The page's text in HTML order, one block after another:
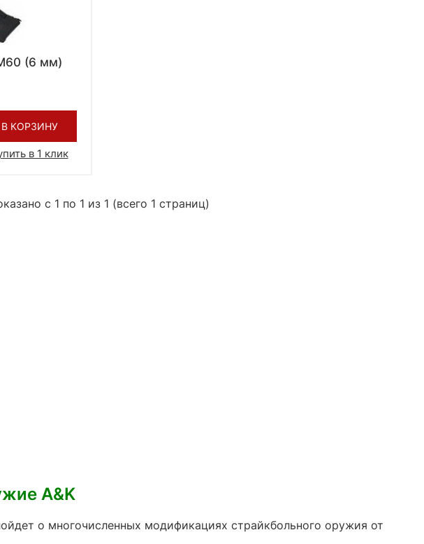
(6 мм)
В КОРЗИНУ
в 1 клик
с 1 по 1 из 1 (всего 1 страниц)
A&K
о многочисленных модификациях страйкбольного оружия от